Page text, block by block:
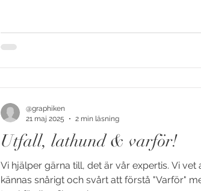
Utfall, lathund & varför!
Vi hjälper gärna till, det är vår expertis. Vi vet
kännas snårigt och svårt att förstå "Varför"
@graphiken
21 maj 2025
2 min läsning